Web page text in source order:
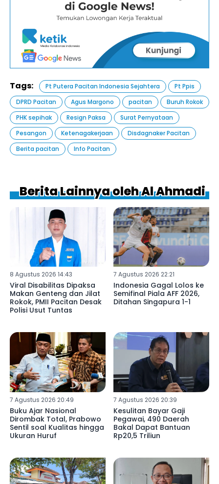
Tags: Pt Putera Pacitan Indonesia Sejahtera
Pt Ppis
DPRD Pacitan
Agus Margono pacitan
Buruh Rokok
PHK sepihak
Resign Paksa
Surat Pernyataan
Pesangon
Ketenagakerjaan
Disdagnaker Pacitan
Berita pacitan
Info Pacitan
Berita Lainnya oleh Al Ahmadi
8 Agustus 2026 14:43
Viral Disabilitas Dipaksa
Makan Genteng dan Jilat
Rokok, PMII Pacitan Desak
Polisi Usut Tuntas
7 Agustus 2026 22:21
Indonesia Gagal Lolos ke
Semifinal Piala AFF 2026,
Ditahan Singapura 1-1
7 Agustus 2026 20:49
Buku Ajar Nasional
Dirombak Total, Prabowo
Sentil soal Kualitas hingga
Ukuran Huruf
7 Agustus 2026 20:39
Kesulitan Bayar Gaji
Pegawai, 490 Daerah
Bakal Dapat Bantuan
Rp20,5 Triliun